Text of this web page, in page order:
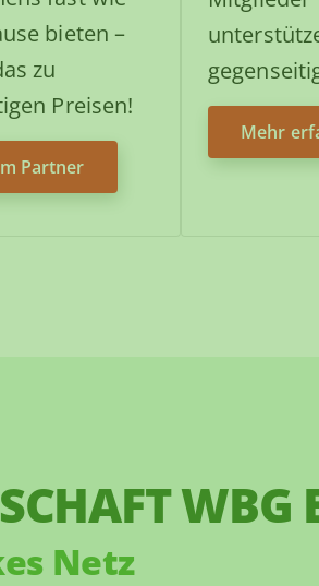
bieten –
zu
Preisen!
Partner
Mehr
WBG
Netz